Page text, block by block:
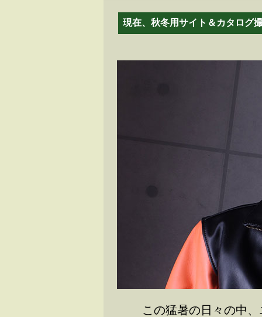
現在、秋冬用サイト＆カタログ
この猛暑の日々の中